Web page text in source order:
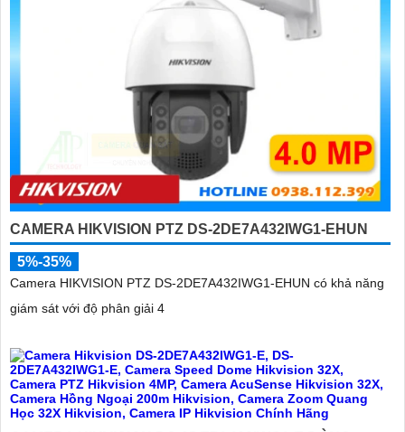
CAMERA HIKVISION PTZ DS-2DE7A432IWG1-EHUN
5%-35%
Camera HIKVISION PTZ DS-2DE7A432IWG1-EHUN có khả năng
giám sát với độ phân giải 4